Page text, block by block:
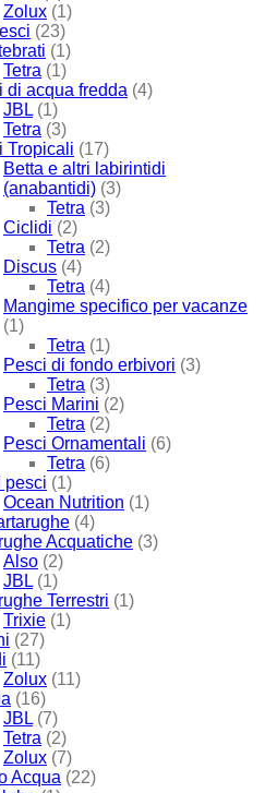
Zolux (1)
(23)
(1)
Tetra (1)
di acqua fredda (4)
JBL (1)
Tetra (3)
Tropicali (17)
Betta e altri labirintidi
(anabantidi) (3)
Tetra (3)
Ciclidi (2)
Tetra (2)
Discus (4)
Tetra (4)
Mangime specifico per vacanze
(1)
Tetra (1)
Pesci di fondo erbivori (3)
Tetra (3)
Pesci Marini (2)
Tetra (2)
Pesci Ornamentali (6)
Tetra (6)
pesci (1)
Ocean Nutrition (1)
(4)
Acquatiche (3)
Also (2)
JBL (1)
Terrestri (1)
Trixie (1)
(27)
(11)
Zolux (11)
(16)
JBL (7)
Tetra (2)
Zolux (7)
Acqua (22)